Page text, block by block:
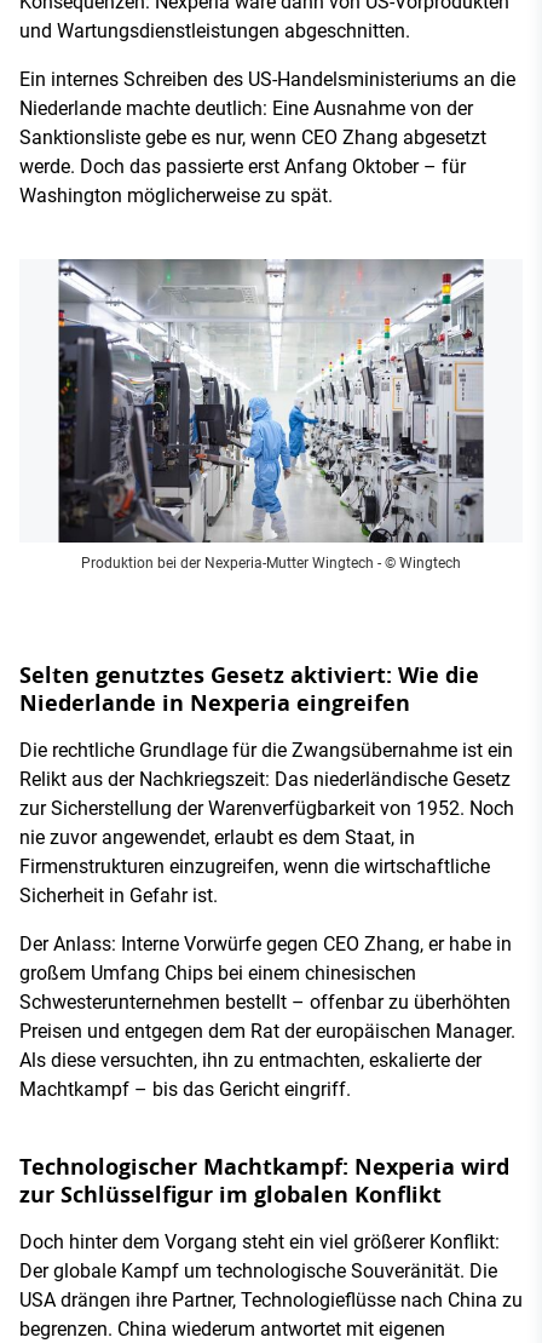
und Wartungsdienstleistungen abgeschnitten.
Ein internes Schreiben des US-Handelsministeriums an die
Niederlande machte deutlich: Eine Ausnahme von der
Sanktionsliste gebe es nur, wenn CEO Zhang abgesetzt
werde. Doch das passierte erst Anfang Oktober – für
Washington möglicherweise zu spät.
Produktion bei der Nexperia-Mutter Wingtech - © Wingtech
Selten genutztes Gesetz aktiviert: Wie die
Niederlande in Nexperia eingreifen
Die rechtliche Grundlage für die Zwangsübernahme ist ein
Relikt aus der Nachkriegszeit: Das niederländische Gesetz
zur Sicherstellung der Warenverfügbarkeit von 1952. Noch
nie zuvor angewendet, erlaubt es dem Staat, in
Firmenstrukturen einzugreifen, wenn die wirtschaftliche
Sicherheit in Gefahr ist.
Der Anlass: Interne Vorwürfe gegen CEO Zhang, er habe in
großem Umfang Chips bei einem chinesischen
Schwesterunternehmen bestellt – offenbar zu überhöhten
Preisen und entgegen dem Rat der europäischen Manager.
Als diese versuchten, ihn zu entmachten, eskalierte der
Machtkampf – bis das Gericht eingriff.
Technologischer Machtkampf: Nexperia wird
zur Schlüsselfigur im globalen Konflikt
Doch hinter dem Vorgang steht ein viel größerer Konflikt:
Der globale Kampf um technologische Souveränität. Die
USA drängen ihre Partner, Technologieflüsse nach China zu
begrenzen. China wiederum antwortet mit eigenen